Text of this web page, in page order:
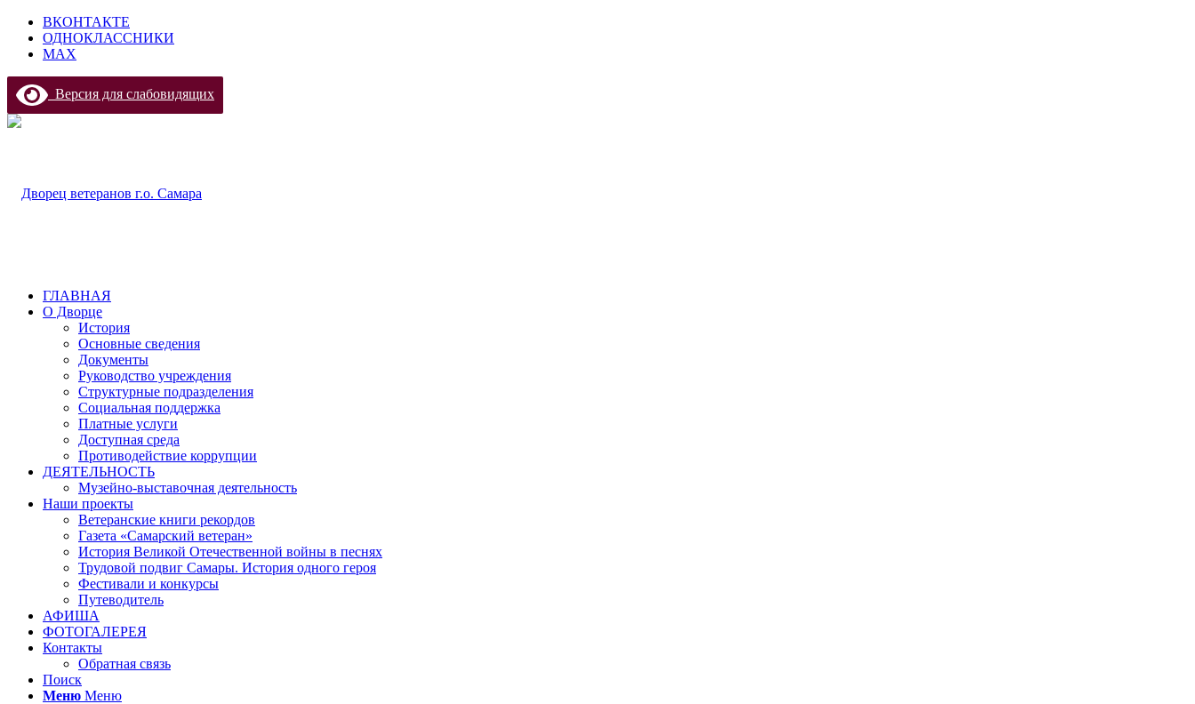
ВКОНТАКТЕ
ОДНОКЛАССНИКИ
МАХ
Версия для слабовидящих
ГЛАВНАЯ
О Дворце
История
Основные сведения
Документы
Руководство учреждения
Структурные подразделения
Социальная поддержка
Платные услуги
Доступная среда
Противодействие коррупции
ДЕЯТЕЛЬНОСТЬ
Музейно-выставочная деятельность
Наши проекты
Ветеранские книги рекордов
Газета «Самарский ветеран»
История Великой Отечественной войны в песнях
Трудовой подвиг Самары. История одного героя
Фестивали и конкурсы
Путеводитель
АФИША
ФОТОГАЛЕРЕЯ
Контакты
Обратная связь
Поиск
Меню Меню